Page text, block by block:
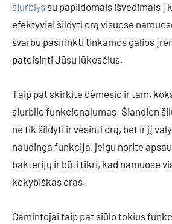
siurblys su papildomais išvedimais į
efektyviai šildyti orą visuose
svarbu pasirinkti tinkamos galios
pateisinti Jūsų lūkesčius.
Taip pat skirkite dėmesio ir tam,
siurblio funkcionalumas. Šiandien
ne tik šildyti ir vėsinti orą, bet ir jį
naudinga funkcija, jeigu norite
bakterijų ir būti tikri, kad namuose
kokybiškas oras.
Gamintojai taip pat siūlo tokius